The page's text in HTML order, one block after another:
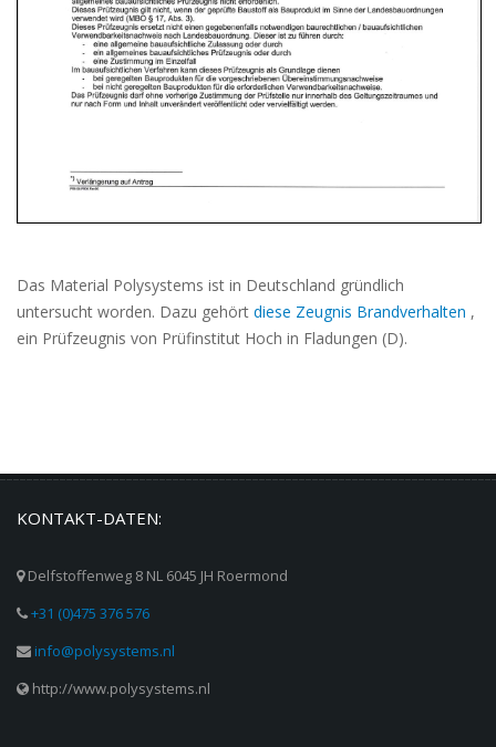
Das Material Polysystems ist in Deutschland gründlich
untersucht worden. Dazu gehört diese Zeugnis Brandverhalten ,
ein Prüfzeugnis von Prüfinstitut Hoch in Fladungen (D).
KONTAKT-DATEN:
Delfstoffenweg 8 NL 6045 JH Roermond
+31 (0)475 376 576
info@polysystems.nl
http://www.polysystems.nl